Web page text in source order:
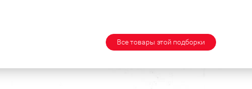
Все товары этой подборки